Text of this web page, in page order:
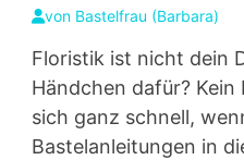
von Bastelfrau (Barbara)
Floristik ist nicht dein
Händchen dafür?
sich ganz schnell,
Bastelanleitungen in